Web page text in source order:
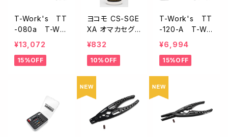
T-Work's TT
-080a T-Wor
k's ベーシック
ツールセット
¥13,072
15%OFF
ヨコモ CS-SGE
XA オマカセグ
ルー EX 瞬間接
タイプ
¥832
10%OFF
T-Work's TT
-120-A T-Wo
rk'sツールスタ
ンド
¥6,994
15%OFF